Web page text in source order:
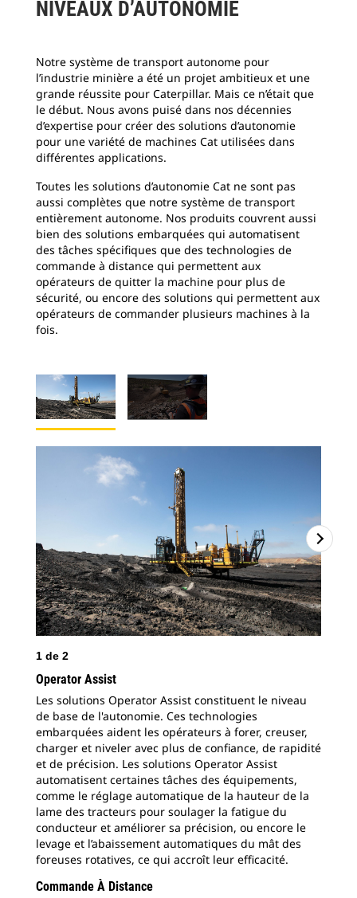
NIVEAUX D’AUTONOMIE
Notre système de transport autonome pour
l’industrie minière a été un projet ambitieux et une
grande réussite pour Caterpillar. Mais ce n’était que
le début. Nous avons puisé dans nos décennies
d’expertise pour créer des solutions d’autonomie
pour une variété de machines Cat utilisées dans
différentes applications.
Toutes les solutions d’autonomie Cat ne sont pas
aussi complètes que notre système de transport
entièrement autonome. Nos produits couvrent aussi
bien des solutions embarquées qui automatisent
des tâches spécifiques que des technologies de
commande à distance qui permettent aux
opérateurs de quitter la machine pour plus de
sécurité, ou encore des solutions qui permettent aux
opérateurs de commander plusieurs machines à la
fois.
1 de 2
Operator Assist
Les solutions Operator Assist constituent le niveau
de base de l'autonomie. Ces technologies
embarquées aident les opérateurs à forer, creuser,
charger et niveler avec plus de confiance, de rapidité
et de précision. Les solutions Operator Assist
automatisent certaines tâches des équipements,
comme le réglage automatique de la hauteur de la
lame des tracteurs pour soulager la fatigue du
conducteur et améliorer sa précision, ou encore le
levage et l’abaissement automatiques du mât des
foreuses rotatives, ce qui accroît leur efficacité.
Commande À Distance